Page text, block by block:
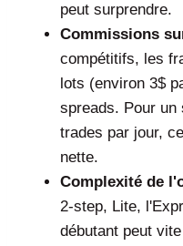
peut surprendre.
Commissions
compétitifs, les
lots (environ 3$
spreads. Pour
trades par jour,
nette.
Complexité de
2-step, Lite,
débutant peut